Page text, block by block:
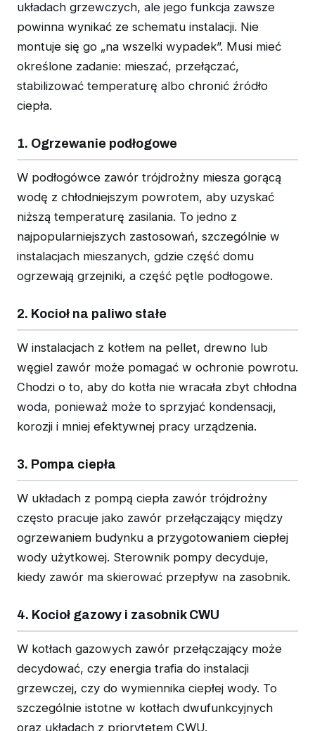
układach grzewczych, ale jego funkcja zawsze
powinna wynikać ze schematu instalacji. Nie
montuje się go „na wszelki wypadek”. Musi mieć
określone zadanie: mieszać, przełączać,
stabilizować temperaturę albo chronić źródło
ciepła.
1. Ogrzewanie podłogowe
W podłogówce zawór trójdrożny miesza gorącą
wodę z chłodniejszym powrotem, aby uzyskać
niższą temperaturę zasilania. To jedno z
najpopularniejszych zastosowań, szczególnie w
instalacjach mieszanych, gdzie część domu
ogrzewają grzejniki, a część pętle podłogowe.
2. Kocioł na paliwo stałe
W instalacjach z kotłem na pellet, drewno lub
węgiel zawór może pomagać w ochronie powrotu.
Chodzi o to, aby do kotła nie wracała zbyt chłodna
woda, ponieważ może to sprzyjać kondensacji,
korozji i mniej efektywnej pracy urządzenia.
3. Pompa ciepła
W układach z pompą ciepła zawór trójdrożny
często pracuje jako zawór przełączający między
ogrzewaniem budynku a przygotowaniem ciepłej
wody użytkowej. Sterownik pompy decyduje,
kiedy zawór ma skierować przepływ na zasobnik.
4. Kocioł gazowy i zasobnik CWU
W kotłach gazowych zawór przełączający może
decydować, czy energia trafia do instalacji
grzewczej, czy do wymiennika ciepłej wody. To
szczególnie istotne w kotłach dwufunkcyjnych
oraz układach z priorytetem CWU.